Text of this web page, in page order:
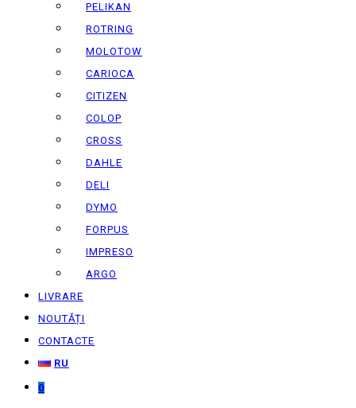
PELIKAN
ROTRING
MOLOTOW
CARIOCA
CITIZEN
COLOP
CROSS
DAHLE
DELI
DYMO
FORPUS
IMPRESO
ARGO
LIVRARE
NOUTĂȚI
CONTACTE
RU
0